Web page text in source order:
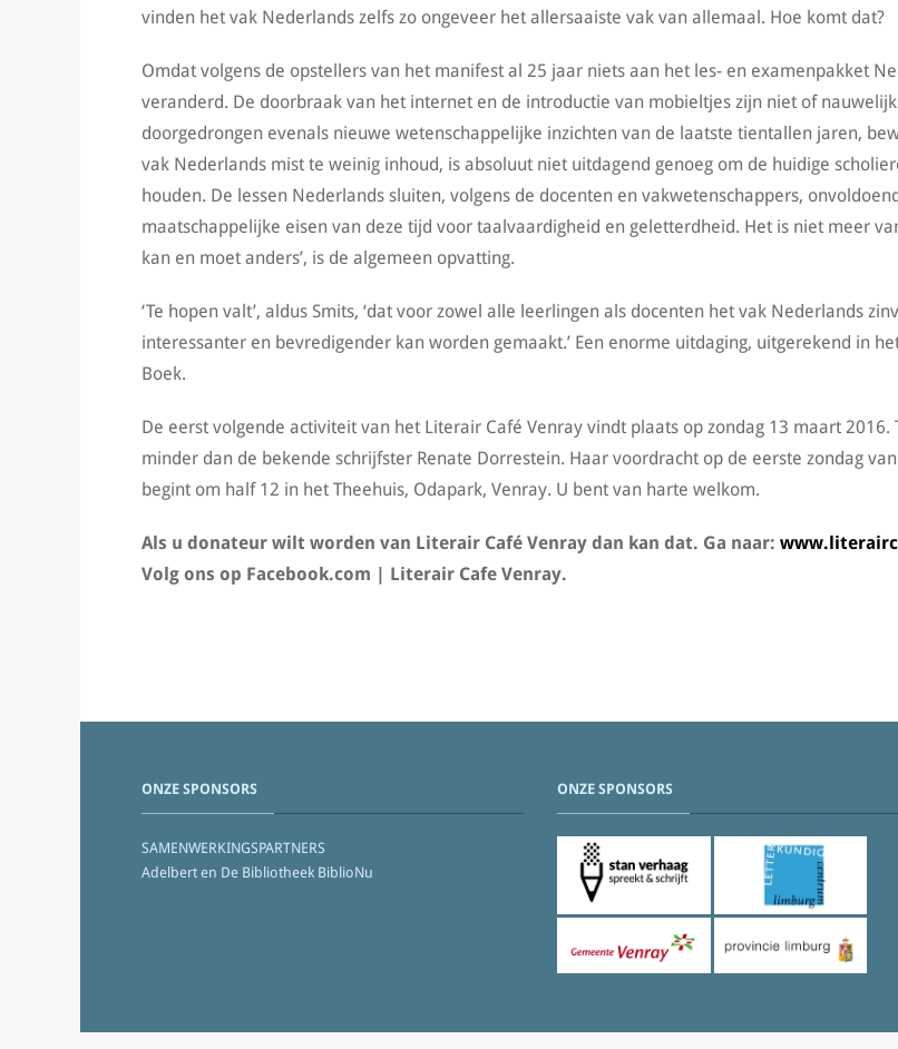
vinden het vak Nederlands zelfs zo ongeveer het allersaaiste vak van allemaal. Hoe komt dat?
Omdat volgens de opstellers van het manifest al 25 jaar niets aan het les- en examenpakket
veranderd. De doorbraak van het internet en de introductie van mobieltjes zijn niet of
doorgedrongen evenals nieuwe wetenschappelijke inzichten van de laatste tientallen jaren,
vak Nederlands mist te weinig inhoud, is absoluut niet uitdagend genoeg om de huidige
houden. De lessen Nederlands sluiten, volgens de docenten en vakwetenschappers,
maatschappelijke eisen van deze tijd voor taalvaardigheid en geletterdheid. Het is niet meer
kan en moet anders’, is de algemeen opvatting.
‘Te hopen valt’, aldus Smits, ‘dat voor zowel alle leerlingen als docenten het vak Nederlands
interessanter en bevredigender kan worden gemaakt.’ Een enorme uitdaging, uitgerekend in
Boek.
De eerst volgende activiteit van het Literair Café Venray vindt plaats op zondag 13 maart 2016.
minder dan de bekende schrijfster Renate Dorrestein. Haar voordracht op de eerste zondag
begint om half 12 in het Theehuis, Odapark, Venray. U bent van harte welkom.
Als u donateur wilt worden van Literair Café Venray dan kan dat. Ga naar:
Volg ons op Facebook.com | Literair Cafe Venray.
ONZE SPONSORS
SAMENWERKINGSPARTNERS
Adelbert en De Bibliotheek BiblioNu
ONZE SPONSORS